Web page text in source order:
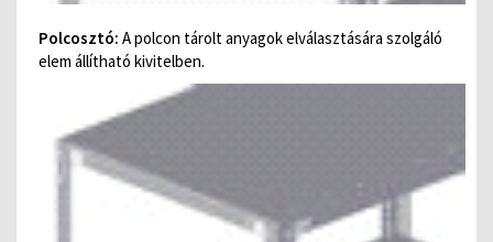
Polcosztó: A polcon tárolt anyagok elválasztására szolgáló
elem állítható kivitelben.